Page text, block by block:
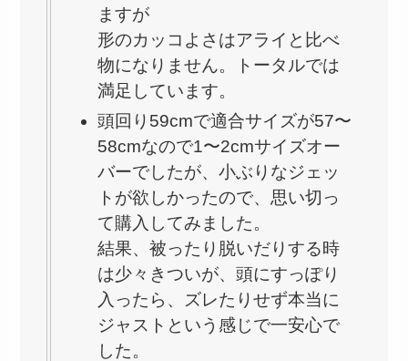
ますが
形のカッコよさはアライと比べ
物になりません。トータルでは
満足しています。
頭回り59cmで適合サイズが57〜
58cmなので1〜2cmサイズオー
バーでしたが、小ぶりなジェッ
トが欲しかったので、思い切っ
て購入してみました。
結果、被ったり脱いだりする時
は少々きついが、頭にすっぽり
入ったら、ズレたりせず本当に
ジャストという感じで一安心で
した。